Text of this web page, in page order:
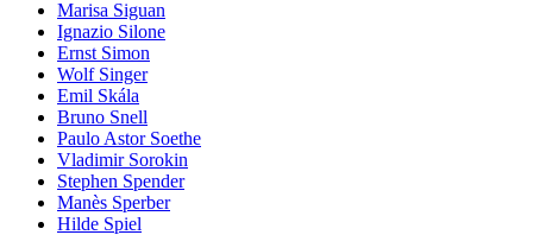
Marisa Siguan
Ignazio Silone
Ernst Simon
Wolf Singer
Emil Skála
Bruno Snell
Paulo Astor Soethe
Vladimir Sorokin
Stephen Spender
Manès Sperber
Hilde Spiel